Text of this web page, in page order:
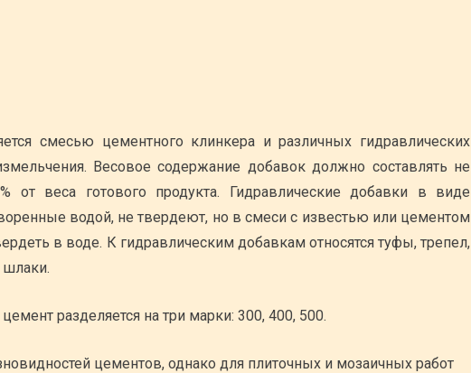
смесью цементного клинкера и различных гидравлических
Весовое содержание добавок должно составлять не
от веса готового продукта. Гидравлические добавки в виде
водой, не твердеют, но в смеси с известью или цементом
в воде. К гидравлическим добавкам относятся туфы, трепел,
разделяется на три марки: 300, 400, 500.
цементов, однако для плиточных и мозаичных работ